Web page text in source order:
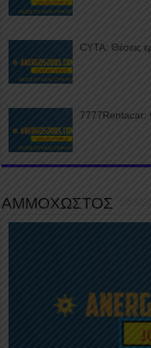
CYTA: Θέσεις
7777Rentacar:
ΑΜΜΟΧΩΣΤΟΣ